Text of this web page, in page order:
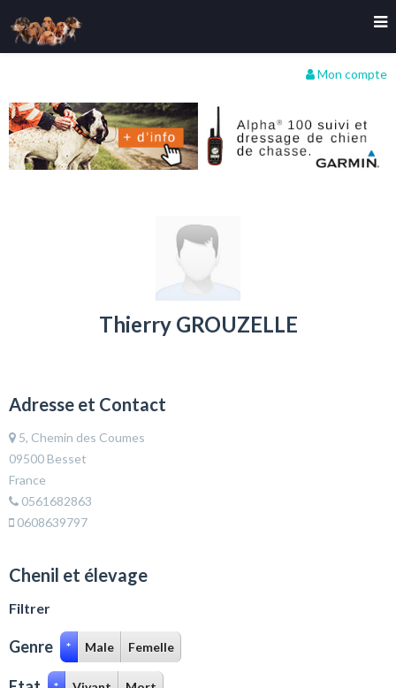
Mon compte
Thierry GROUZELLE
Adresse et Contact
5, Chemin des Coumes
09500 Besset
France
0561682863
0608639797
Chenil et élevage
Filtrer
Genre * Male Femelle